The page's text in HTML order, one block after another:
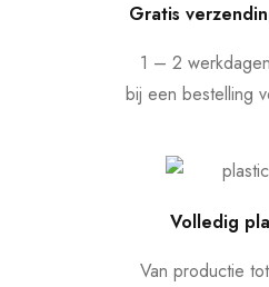
Gratis
1 – 2
bij een bestelling
Volledig
Van productie